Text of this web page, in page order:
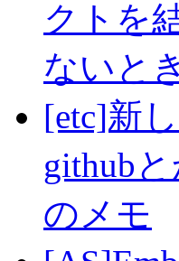
クトを
ないと
[etc]新
github
のメモ